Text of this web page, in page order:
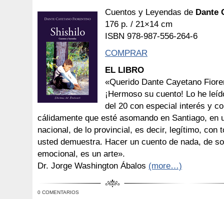
Cuentos y Leyendas de Dante
176 p. / 21×14 cm
ISBN 978-987-556-264-6
COMPRAR
EL LIBRO
«Querido Dante Cayetano
¡Hermoso su cuento! Lo he
del 20 con especial interés y
cálidamente que esté asomando en Santiago, en
nacional, de lo provincial, es decir, legítimo, con
usted demuestra. Hacer un cuento de nada, de
emocional, es un arte».
Dr. Jorge Washington Ábalos (more…)
0 COMENTARIOS